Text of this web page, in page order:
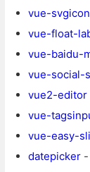
vue-svgicon
vue-float-
vue-baidu-
vue-social-
vue2-editor
vue-
vue-easy-
datepicker-